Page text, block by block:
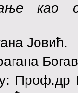
као
Јовић.